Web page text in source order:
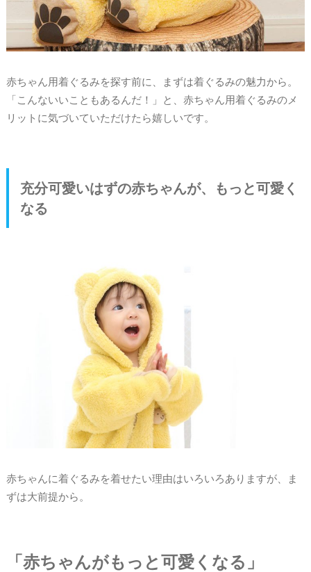
赤ちゃん用着ぐるみを探す前に、まずは着ぐるみの魅力から。
「こんないいこともあるんだ！」と、赤ちゃん用着ぐるみのメ
リットに気づいていただけたら嬉しいです。
充分可愛いはずの赤ちゃんが、もっと可愛く
なる
赤ちゃんに着ぐるみを着せたい理由はいろいろありますが、ま
ずは大前提から。
「赤ちゃんがもっと可愛くなる」